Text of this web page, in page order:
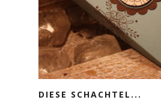
DIESE SCHACHTEL...